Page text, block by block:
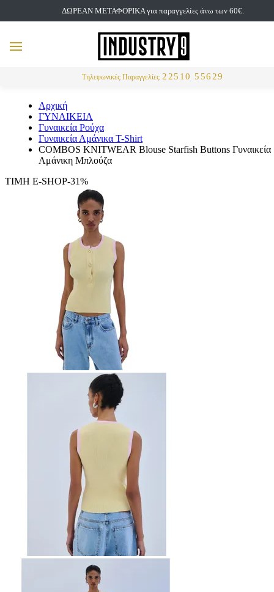
ΔΩΡΕΑΝ ΜΕΤΑΦΟΡΙΚΑ για παραγγελίες άνω των 60€.
Τηλεφωνικές Παραγγελίες 22510 55629
MENU
Αρχική
ΓΥΝΑΙΚΕΙΑ
Γυναικεία Ρούχα
Γυναικεία Αμάνικα T-Shirt
COMBOS KNITWEAR Blouse Starfish Buttons Γυναικεία
Αμάνικη Μπλούζα
ΤΙΜΗ E-SHOP-31%